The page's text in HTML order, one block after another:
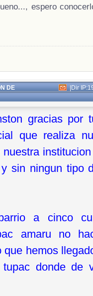
espero
DE
|Dir
gracias por
que realiza
sin ningun tipo
a cinco
amaru no
hemos
donde de